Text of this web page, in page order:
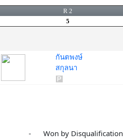
R 2
5
กันตพงษ์
สกุลนา
- Won by Disqualification